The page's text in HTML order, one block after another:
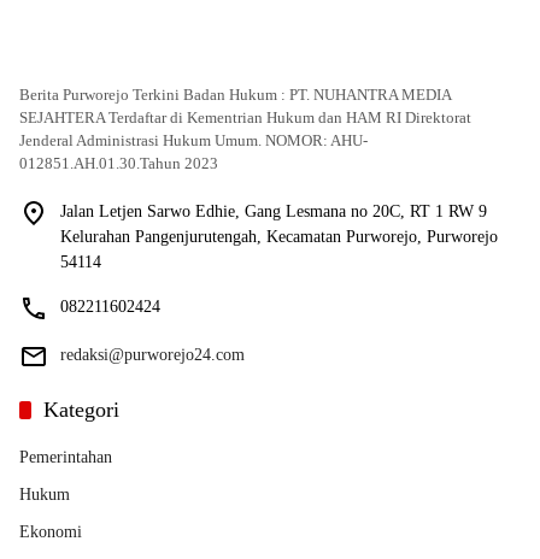
Berita Purworejo Terkini Badan Hukum : PT. NUHANTRA MEDIA
SEJAHTERA Terdaftar di Kementrian Hukum dan HAM RI Direktorat
Jenderal Administrasi Hukum Umum. NOMOR: AHU-
012851.AH.01.30.Tahun 2023
Jalan Letjen Sarwo Edhie, Gang Lesmana no 20C, RT 1 RW 9
Kelurahan Pangenjurutengah, Kecamatan Purworejo, Purworejo
54114
082211602424
redaksi@purworejo24.com
Kategori
Pemerintahan
Hukum
Ekonomi